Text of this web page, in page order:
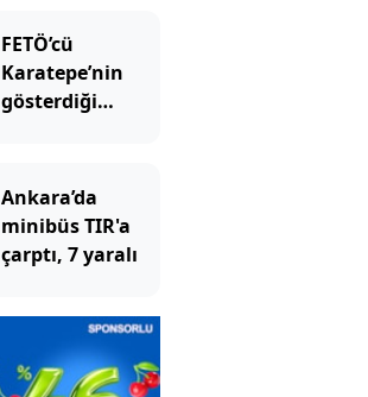
FETÖ’cü
Karatepe’nin
gösterdiği
açıklandı
Ankara’da
minibüs TIR'a
çarptı, 7 yaralı